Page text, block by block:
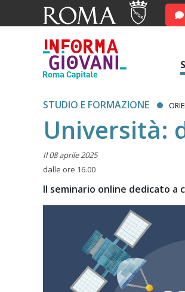
STUDIO E FORMAZIONE
Università:
Il 08 aprile 2025
dalle ore 16.00
Il seminario online dedicato a